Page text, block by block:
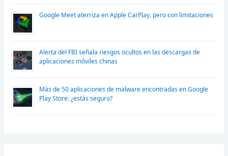
Google Meet aterriza en Apple CarPlay, pero con limitaciones
Alerta del FBI señala riesgos ocultos en las descargas de
aplicaciones móviles chinas
Más de 50 aplicaciones de malware encontradas en Google
Play Store: ¿estás seguro?